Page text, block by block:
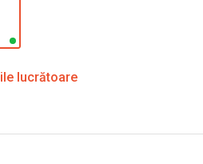
lucrătoare